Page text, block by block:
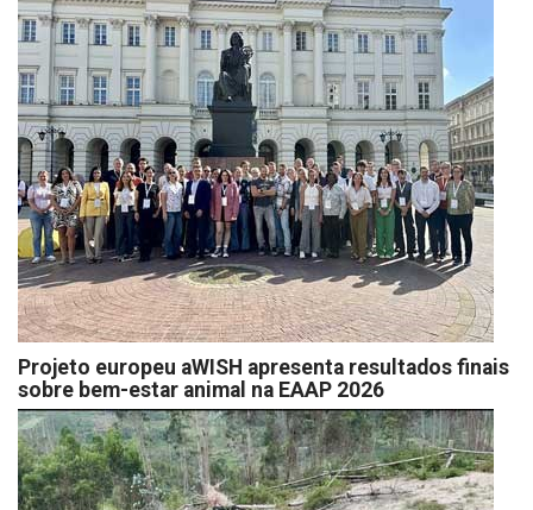
Projeto europeu aWISH apresenta resultados finais
sobre bem-estar animal na EAAP 2026